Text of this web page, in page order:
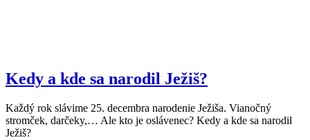
Kedy a kde sa narodil Ježiš?
Každý rok slávime 25. decembra narodenie Ježiša. Vianočný
stromček, darčeky,… Ale kto je oslávenec? Kedy a kde sa narodil
Ježiš?